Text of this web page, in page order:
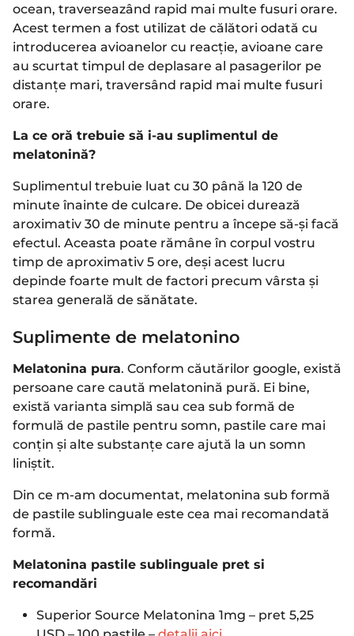
ocean, traverseazând rapid mai multe fusuri orare.
Acest termen a fost utilizat de călători odată cu
introducerea avioanelor cu reacție, avioane care
au scurtat timpul de deplasare al pasagerilor pe
distanțe mari, traversând rapid mai multe fusuri
orare.
La ce oră trebuie să i-au suplimentul de
melatonină?
Suplimentul trebuie luat cu 30 până la 120 de
minute înainte de culcare. De obicei durează
aroximativ 30 de minute pentru a începe să-și facă
efectul. Aceasta poate rămâne în corpul vostru
timp de aproximativ 5 ore, deși acest lucru
depinde foarte mult de factori precum vârsta și
starea generală de sănătate.
Suplimente de melatonino
Melatonina pura. Conform căutărilor google, există
persoane care caută melatonină pură. Ei bine,
există varianta simplă sau cea sub formă de
formulă de pastile pentru somn, pastile care mai
conțin și alte substanțe care ajută la un somn
liniștit.
Din ce m-am documentat, melatonina sub formă
de pastile sublinguale este cea mai recomandată
formă.
Melatonina pastile sublinguale pret si
recomandări
Superior Source Melatonina 1mg – pret 5,25